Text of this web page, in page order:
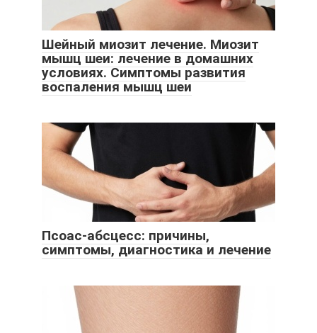
Шейный миозит лечение. Миозит
мышц шеи: лечение в домашних
условиях. Симптомы развития
воспаления мышц шеи
Псоас-абсцесс: причины,
симптомы, диагностика и лечение